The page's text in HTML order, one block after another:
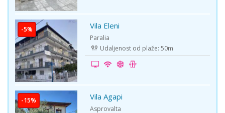
Vila Eleni
Paralia
Udaljenost od plaže: 50m
Vila Agapi
Asprovalta